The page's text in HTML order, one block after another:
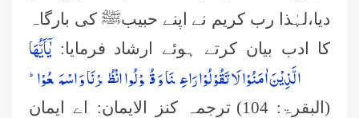
دیا،لہٰذا رب کریم نے اپنے حبیبﷺ کی بارگاہ
کا ادب بیان کرتے ہوئے ارشاد فرمایا: یٰۤاَیُّهَا
الَّذِیْنَ اٰمَنُوْا لَا تَقُوْلُوْا رَاعِنَا وَ قُوْلُوا انْظُرْنَا وَ اسْمَعُوْاؕ-
(البقرۃ: 104) ترجمہ کنز الایمان:
اے ایمان